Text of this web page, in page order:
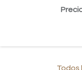
Todos